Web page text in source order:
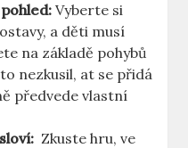
Vyberte si
a děti‌ musí‍
⁤na základě pohybů⁣
nezkusil, at se přidá
předvede ⁣vlastní
⁤ Zkuste⁣ hru, ve